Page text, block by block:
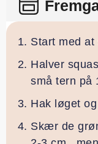
Start med
Halver
små tern på
Hak løget
Skær de